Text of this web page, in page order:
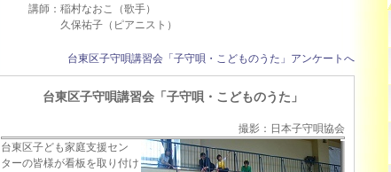
講師：稲村なおこ（歌手）
久保祐子（ピアニスト）
台東区子守唄講習会「子守唄・こどものうた」アンケートへ
台東区子守唄講習会「子守唄・こどものうた」
撮影：日本子守唄協会
台東区子ども家庭支援セン
ターの皆様が看板を取り付け